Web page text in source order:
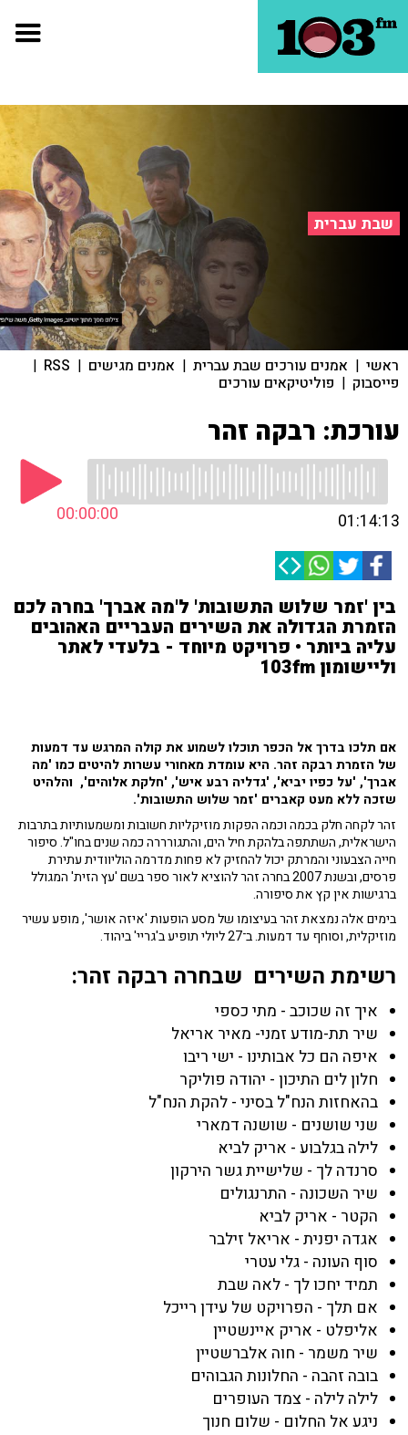
שבת עברית
ראשי | אמנים עורכים שבת עברית | אמנים מגישים |
RSS
|
פייסבוק | פוליטיקאים עורכים
עורכת: רבקה זהר
00:00:00 01:14:13
בין 'זמר שלוש התשובות' ל'מה אברך' בחרה לכם
הזמרת הגדולה את השירים העבריים האהובים
עליה ביותר • פרויקט מיוחד - בלעדי לאתר
וליישומון 103fm
אם תלכו בדרך אל הכפר תוכלו לשמוע את קולה המרגש עד דמעות
של הזמרת רבקה זהר. היא עומדת מאחורי עשרות להיטים כמו 'מה
אברך', 'על כפיו יביא', 'גדליה רבע איש', 'חלקת אלוהים', והלהיט
שזכה ללא מעט קאברים 'זמר שלוש התשובות'.
זהר לקחה חלק בכמה וכמה הפקות מוזיקליות חשובות ומשמעותיות בתרבות
הישראלית, השתתפה בלהקת חיל הים, והתגורררה כמה שנים בחו"ל. סיפור
חייה הצבעוני והמרתק יכול להחזיק לא פחות מדרמה הוליוודית עתירת
פרסים, ובשנת 2007 בחרה זהר להוציא לאור ספר בשם 'עץ הזית' המגולל
ברגישות אין קץ את סיפורה.
בימים אלה נמצאת זהר בעיצומו של מסע הופעות 'איזה אושר', מופע עשיר
מוזיקלית, וסוחף עד דמעות. ב־27 ליולי תופיע ב'גריי' ביהוד.
רשימת השירים שבחרה רבקה זהר:
איך זה שכוכב - מתי כספי
שיר תת-מודע זמני- מאיר אריאל
איפה הם כל אבותינו - ישי ריבו
חלון לים התיכון - יהודה פוליקר
בהאחזות הנח"ל בסיני - להקת הנח"ל
שני שושנים - שושנה דמארי
לילה בגלבוע - אריק לביא
סרנדה לך - שלישיית גשר הירקון
שיר השכונה - התרנגולים
הקטר - אריק לביא
אגדה יפנית - אריאל זילבר
סוף העונה - גלי עטרי
תמיד יחכו לך - לאה שבת
אם תלך - הפרויקט של עידן רייכל
אליפלט - אריק איינשטיין
שיר משמר - חוה אלברשטיין
בובה זהבה - החלונות הגבוהים
לילה לילה - צמד העופרים
ניגע אל החלום - שלום חנוך